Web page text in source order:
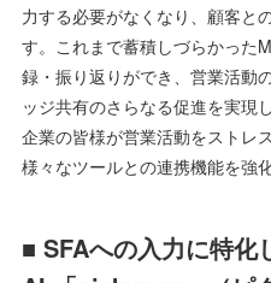
力する必要がなくなり、顧客と
す。これまで蓄積しづらかった
録・振り返りができ、営業活動
ッジ共有のさらなる促進を実現
企業の皆様が営業活動をストレ
様々なツールとの連携機能を強
■ SFAへの入力に特化